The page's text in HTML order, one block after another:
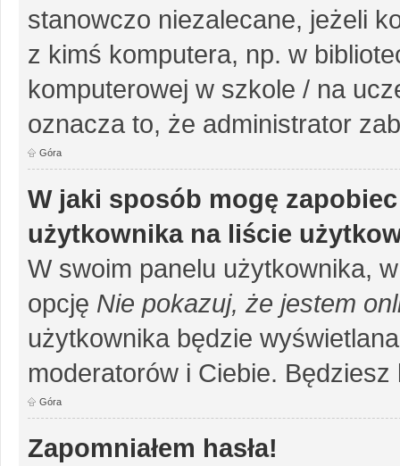
stanowczo niezalecane, jeżeli
z kimś komputera, np. w
komputerowej w szkole / na
oznacza to, że administrator
Góra
W jaki sposób mogę
użytkownika na liście
W swoim panelu użytkownika,
opcję Nie pokazuj, że jestem
użytkownika będzie
moderatorów i Ciebie.
Góra
Zapomniałem hasła!